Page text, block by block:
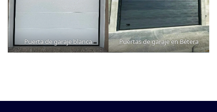
Puerta de garaje blanca Puertas de garaje en Bétera